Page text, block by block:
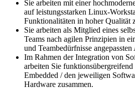
Sie arbeiten mit einer
auf leistungsstarken Linux-
Funktionalitäten in hoher Qualität
Sie arbeiten als Mitglied eines
Teams nach agilen Prinzipien in
und Teambedürfnisse
Im Rahmen der Integration von
arbeiten Sie
Embedded / den jeweiligen
Hardware zusammen.